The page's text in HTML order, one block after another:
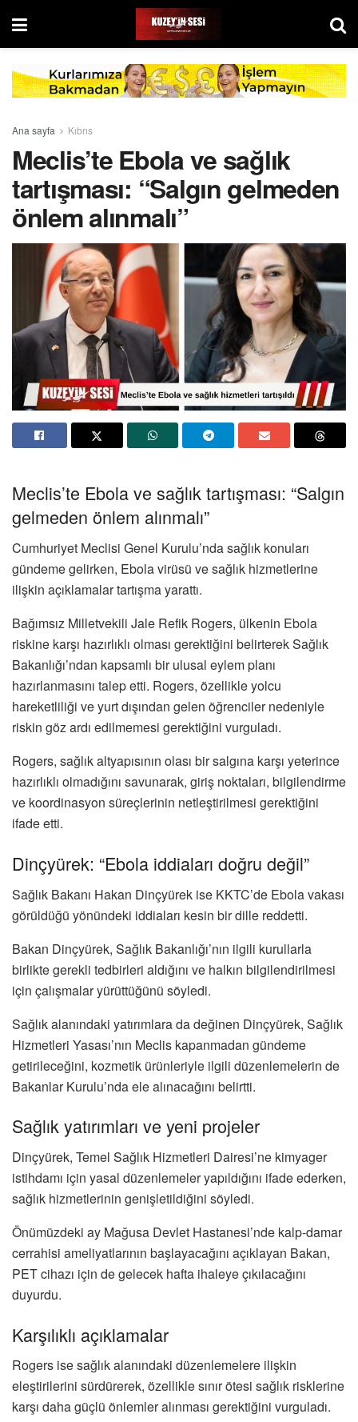
Ana sayfa Kıbrıs
Meclis’te Ebola ve sağlık
tartışması: “Salgın gelmeden
önlem alınmalı”
Meclis’te Ebola ve sağlık tartışması: “Salgın
gelmeden önlem alınmalı”
Cumhuriyet Meclisi Genel Kurulu’nda sağlık konuları
gündeme gelirken, Ebola virüsü ve sağlık hizmetlerine
ilişkin açıklamalar tartışma yarattı.
Bağımsız Milletvekili Jale Refik Rogers, ülkenin Ebola
riskine karşı hazırlıklı olması gerektiğini belirterek Sağlık
Bakanlığı’ndan kapsamlı bir ulusal eylem planı
hazırlanmasını talep etti. Rogers, özellikle yolcu
hareketliliği ve yurt dışından gelen öğrenciler nedeniyle
riskin göz ardı edilmemesi gerektiğini vurguladı.
Rogers, sağlık altyapısının olası bir salgına karşı yeterince
hazırlıklı olmadığını savunarak, giriş noktaları, bilgilendirme
ve koordinasyon süreçlerinin netleştirilmesi gerektiğini
ifade etti.
Dinçyürek: “Ebola iddiaları doğru değil”
Sağlık Bakanı Hakan Dinçyürek ise KKTC’de Ebola vakası
görüldüğü yönündeki iddiaları kesin bir dille reddetti.
Bakan Dinçyürek, Sağlık Bakanlığı’nın ilgili kurullarla
birlikte gerekli tedbirleri aldığını ve halkın bilgilendirilmesi
için çalışmalar yürüttüğünü söyledi.
Sağlık alanındaki yatırımlara da değinen Dinçyürek, Sağlık
Hizmetleri Yasası’nın Meclis kapanmadan gündeme
getirileceğini, kozmetik ürünleriyle ilgili düzenlemelerin de
Bakanlar Kurulu’nda ele alınacağını belirtti.
Sağlık yatırımları ve yeni projeler
Dinçyürek, Temel Sağlık Hizmetleri Dairesi’ne kimyager
istihdamı için yasal düzenlemeler yapıldığını ifade ederken,
sağlık hizmetlerinin genişletildiğini söyledi.
Önümüzdeki ay Mağusa Devlet Hastanesi’nde kalp-damar
cerrahisi ameliyatlarının başlayacağını açıklayan Bakan,
PET cihazı için de gelecek hafta ihaleye çıkılacağını
duyurdu.
Karşılıklı açıklamalar
Rogers ise sağlık alanındaki düzenlemelere ilişkin
eleştirilerini sürdürerek, özellikle sınır ötesi sağlık risklerine
karşı daha güçlü önlemler alınması gerektiğini vurguladı.